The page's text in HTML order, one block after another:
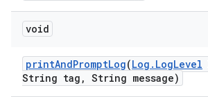
void
printAndPromptLog(Log . LogLevel
String tag , String message)